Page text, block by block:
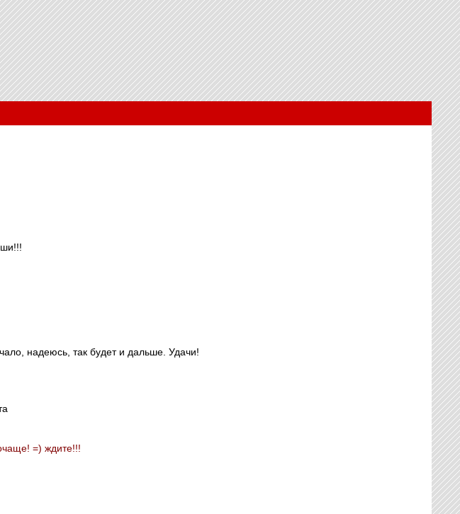
надеюсь, так будет и дальше. Удачи!
=) ждите!!!